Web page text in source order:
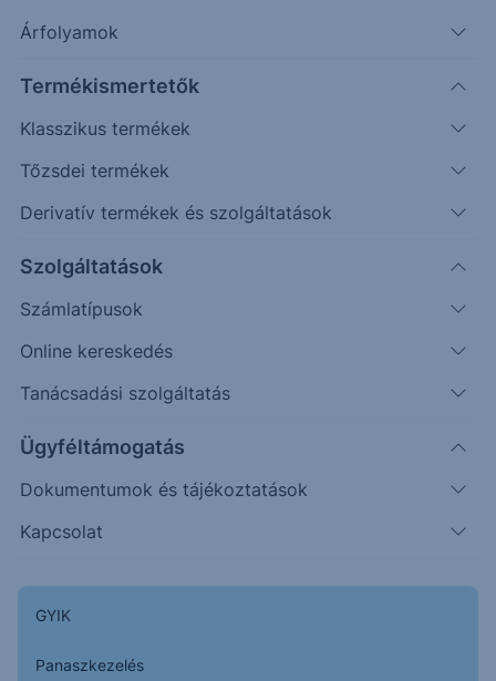
Árfolyamok
Termékismertetők
Klasszikus termékek
Tőzsdei termékek
Derivatív termékek és szolgáltatások
Szolgáltatások
Számlatípusok
Online kereskedés
Tanácsadási szolgáltatás
Ügyféltámogatás
Dokumentumok és tájékoztatások
Kapcsolat
GYIK
Panaszkezelés
Napon belüli Historikus